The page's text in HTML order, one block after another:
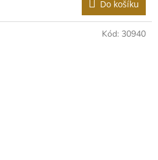
Do košíku
Kód: 30940